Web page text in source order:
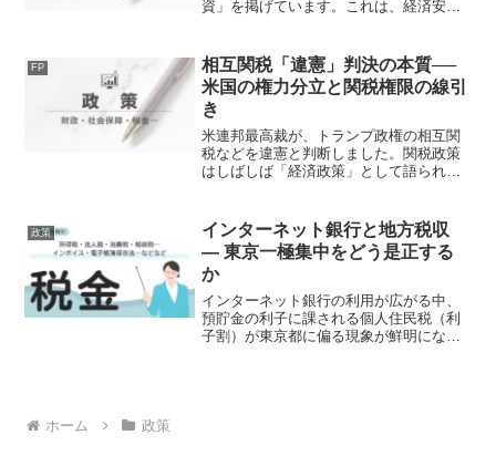
資」を掲げています。これは、経済安全
し、政府が先行して資金を投入し、民間
投資を誘発する仕組みです。表...
FP
相互関税「違憲」判決の本質──
米国の権力分立と関税権限の線引
き
米連邦最高裁が、トランプ政権の相互関
税などを違憲と判断しました。関税政策
はしばしば「経済政策」として語られま
ます。トランプ氏は判決直後に、別の法
律を根拠に一律10%関税を...
政策
インターネット銀行と地方税収
― 東京一極集中をどう是正する
か
インターネット銀行の利用が広がる中、
預貯金の利子に課される個人住民税（利
子割）が東京都に偏る現象が鮮明になっ
ホーム
政策